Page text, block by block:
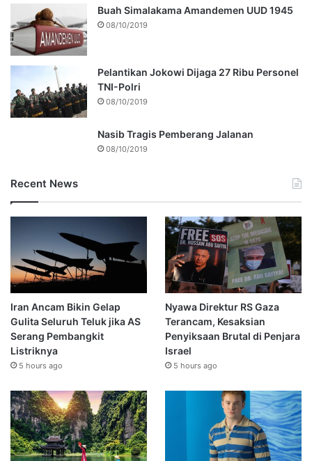
Buah Simalakama Amandemen UUD 1945
08/10/2019
Pelantikan Jokowi Dijaga 27 Ribu Personel
TNI-Polri
08/10/2019
Nasib Tragis Pemberang Jalanan
08/10/2019
Recent News
Iran Ancam Bikin Gelap
Gulita Seluruh Teluk jika AS
Serang Pembangkit
Listriknya
5 hours ago
Nyawa Direktur RS Gaza
Terancam, Kesaksian
Penyiksaan Brutal di Penjara
Israel
5 hours ago